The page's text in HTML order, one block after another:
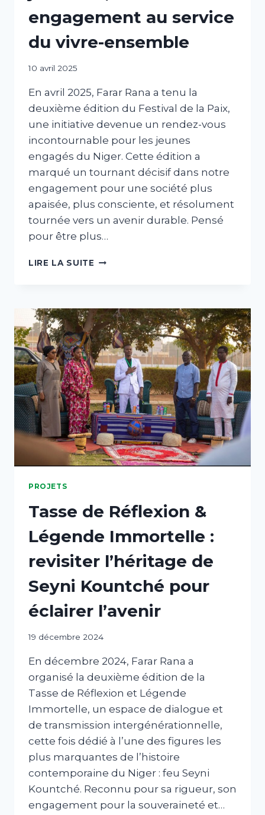
engagement au service
du vivre-ensemble
Par
10 avril 2025
En avril 2025, Farar Rana a tenu la
deuxième édition du Festival de la Paix,
une initiative devenue un rendez-vous
incontournable pour les jeunes
engagés du Niger. Cette édition a
marqué un tournant décisif dans notre
engagement pour une société plus
apaisée, plus consciente, et résolument
tournée vers un avenir durable. Pensé
pour être plus…
LIRE LA SUITE
PROJETS
Tasse de Réflexion &
Légende Immortelle :
revisiter l’héritage de
Seyni Kountché pour
éclairer l’avenir
Par
19 décembre 2024
En décembre 2024, Farar Rana a
organisé la deuxième édition de la
Tasse de Réflexion et Légende
Immortelle, un espace de dialogue et
de transmission intergénérationnelle,
cette fois dédié à l’une des figures les
plus marquantes de l’histoire
contemporaine du Niger : feu Seyni
Kountché. Reconnu pour sa rigueur, son
engagement pour la souveraineté et…